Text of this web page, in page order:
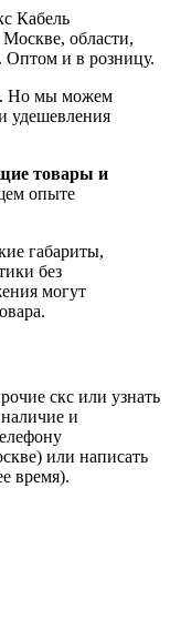
Кабель
области,
Оптом и в розницу.
Но мы можем
удешевления
товары и
опыте
габариты,
без
могут
скс или узнать
и
или написать
время).